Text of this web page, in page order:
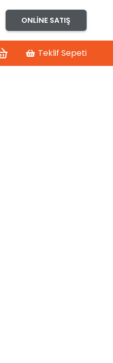
ONLINE SATIŞ
Teklif Sepeti